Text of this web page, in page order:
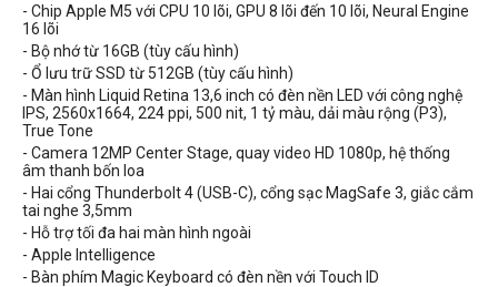
- Chip Apple M5 với CPU 10 lõi, GPU 8 lõi đến 10 lõi, Neural Engine
16 lõi
- Bộ nhớ từ 16GB (tùy cấu hình)
- Ổ lưu trữ SSD từ 512GB (tùy cấu hình)
- Màn hình Liquid Retina 13,6 inch có đèn nền LED với công nghệ
IPS, 2560x1664, 224 ppi, 500 nit, 1 tỷ màu, dải màu rộng (P3),
True Tone
- Camera 12MP Center Stage, quay video HD 1080p, hệ thống
âm thanh bốn loa
- Hai cổng Thunderbolt 4 (USB-C), cổng sạc MagSafe 3, giắc cắm
tai nghe 3,5mm
- Hỗ trợ tối đa hai màn hình ngoài
- Apple Intelligence
- Bàn phím Magic Keyboard có đèn nền với Touch ID